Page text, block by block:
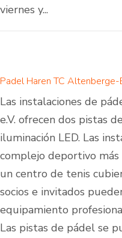
viernes y...
Padel Haren TC Altenberge-
Las instalaciones de
e.V. ofrecen dos pistas
iluminación LED. Las
complejo deportivo
un centro de tenis
socios e invitados
equipamiento
Las pistas de pádel se